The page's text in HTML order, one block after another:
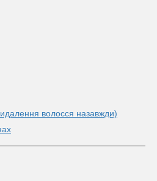
волосся назавжди)